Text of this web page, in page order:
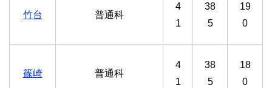
竹台 普通科
4
1
38
5
19
0
篠崎 普通科
4
1
38
5
18
0